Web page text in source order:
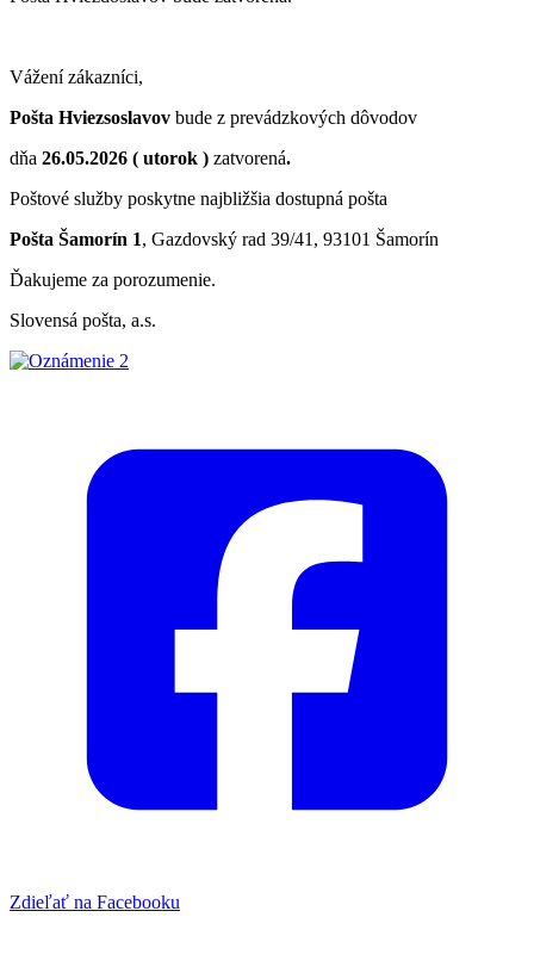
Vážení zákazníci,
Pošta Hviezsoslavov bude z prevádzkových dôvodov
dňa 26.05.2026 ( utorok ) zatvorená.
Poštové služby poskytne najbližšia dostupná pošta
Pošta Šamorín 1, Gazdovský rad 39/41, 93101 Šamorín
Ďakujeme za porozumenie.
Slovensá pošta, a.s.
Zdieľať na Facebooku